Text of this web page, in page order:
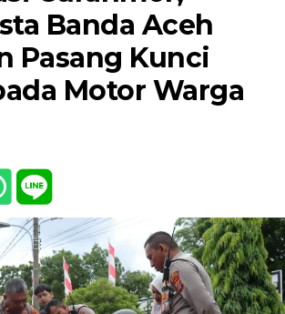
Banda Aceh
Pasang Kunci
Motor Warga